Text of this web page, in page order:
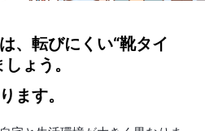
、転びにくい“靴タイ
ょう。
ます。